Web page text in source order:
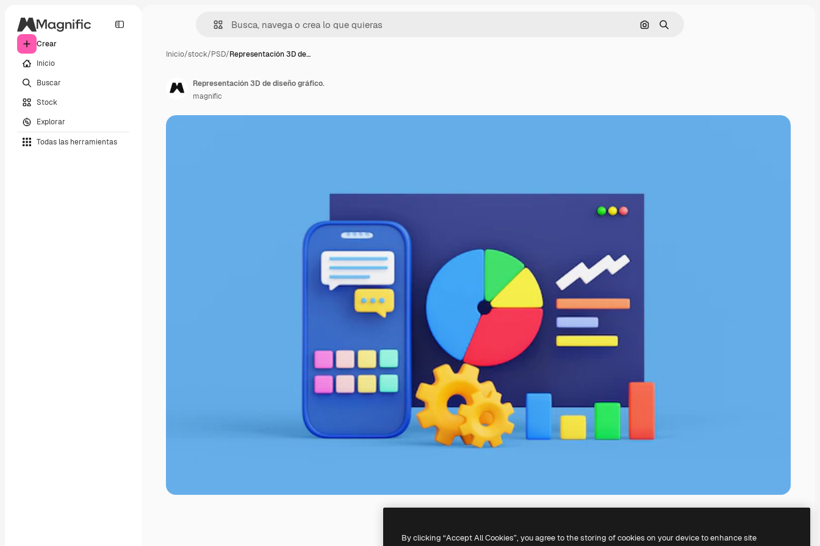
Crear
Inicio
Buscar
Stock
Explorar
Todas las herramientas
Buscar por imagen
Buscar
Inicio/stock/PSD/Representación 3D de…
Representación 3D de diseño gráfico.
magnific
By clicking “Accept All Cookies”, you agree to the storing of cookies on your device to enhance site